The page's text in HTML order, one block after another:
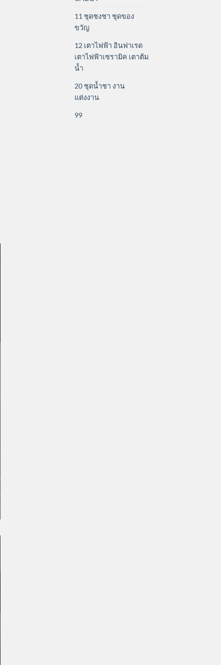
11 ชุดชงชา ชุดของ
ขวัญ
12 เตาไฟฟ้า อินฟาเรด
เตาไฟฟ้าเซรามิค เตาต้ม
น้ำ
20 ชุดน้ำชา งาน
แต่งงาน
99